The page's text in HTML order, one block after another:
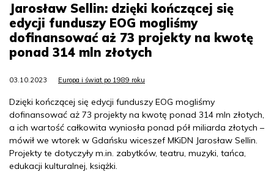
Jarosław Sellin: dzięki kończącej się
edycji funduszy EOG mogliśmy
dofinansować aż 73 projekty na kwotę
ponad 314 mln złotych
03.10.2023 Europa i świat po 1989 roku
Dzięki kończącej się edycji funduszy EOG mogliśmy
dofinansować aż 73 projekty na kwotę ponad 314 mln złotych,
a ich wartość całkowita wyniosła ponad pół miliarda złotych –
mówił we wtorek w Gdańsku wiceszef MKiDN Jarosław Sellin.
Projekty te dotyczyły m.in. zabytków, teatru, muzyki, tańca,
edukacji kulturalnej, książki.